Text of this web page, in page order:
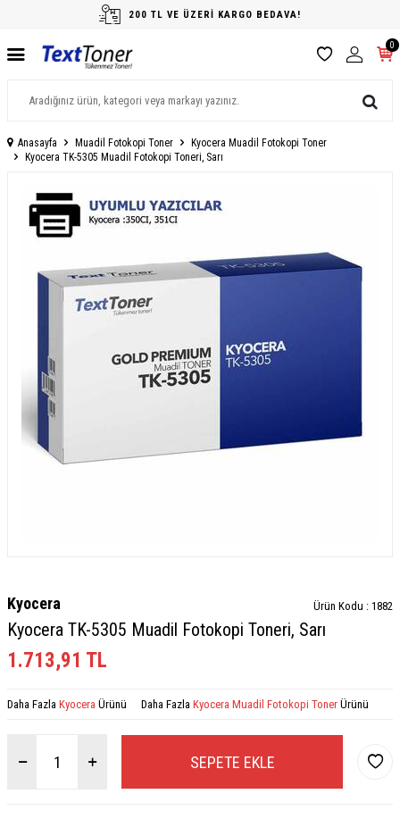
200 TL VE ÜZERİ KARGO BEDAVA!
0
Anasayfa Muadil Fotokopi Toner
Kyocera Muadil Fotokopi Toner
Kyocera TK-5305 Muadil Fotokopi Toneri, Sarı
Kyocera Ürün Kodu : 1882
Kyocera TK-5305 Muadil Fotokopi Toneri, Sarı
1.713,91 TL
Daha Fazla Kyocera Ürünü Daha Fazla Kyocera Muadil Fotokopi Toner Ürünü
SEPETE EKLE